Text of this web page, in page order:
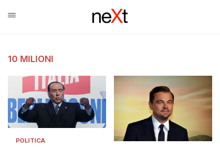
10 MILIONI
POLITICA